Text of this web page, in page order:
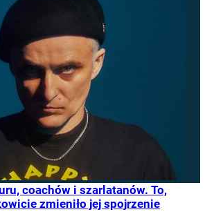
coachów i szarlatanów. To,
zmieniło jej spojrzenie